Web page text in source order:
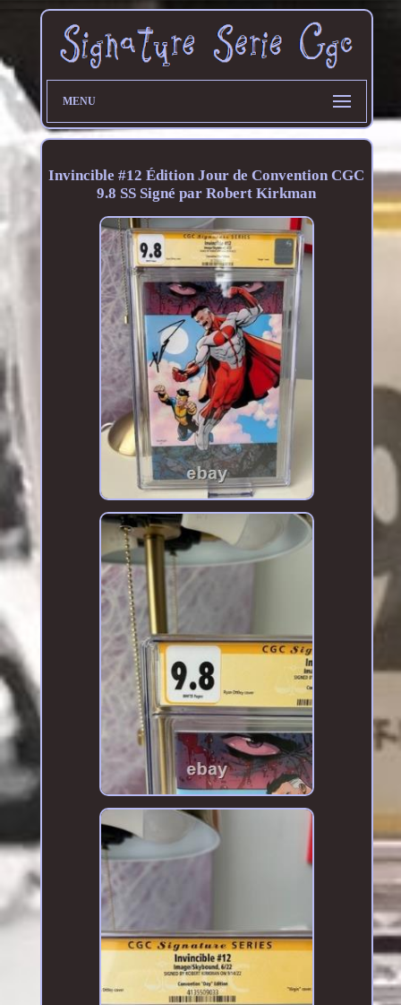
MENU
Invincible #12 Édition Jour de Convention CGC
9.8 SS Signé par Robert Kirkman